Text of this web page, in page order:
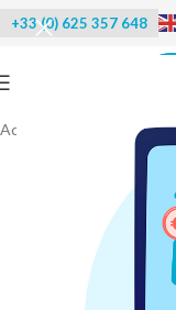
+33 (0) 625 357 648
Accueil Machines à glace